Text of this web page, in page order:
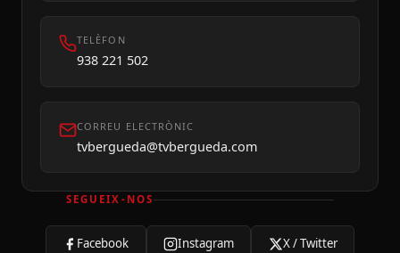
TELÈFON
938 221 502
CORREU ELECTRÒNIC
tvbergueda@tvbergueda.com
SEGUEIX-NOS
Facebook Instagram X / Twitter